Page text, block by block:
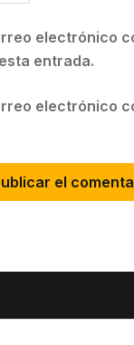
electrónico
entrada.
electrónico